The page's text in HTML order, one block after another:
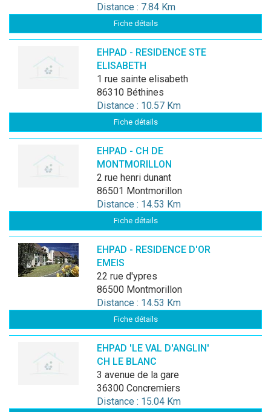
Distance : 7.84 Km
Fiche détails
EHPAD - RESIDENCE STE
ELISABETH
1 rue sainte elisabeth
86310 Béthines
Distance : 10.57 Km
Fiche détails
EHPAD - CH DE
MONTMORILLON
2 rue henri dunant
86501 Montmorillon
Distance : 14.53 Km
Fiche détails
EHPAD - RESIDENCE D'OR
EMEIS
22 rue d'ypres
86500 Montmorillon
Distance : 14.53 Km
Fiche détails
EHPAD 'LE VAL D'ANGLIN'
CH LE BLANC
3 avenue de la gare
36300 Concremiers
Distance : 15.04 Km